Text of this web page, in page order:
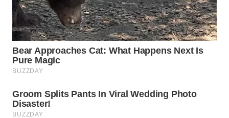
WN
PRIANGAN
TIMUR
WN
WN
SOLO